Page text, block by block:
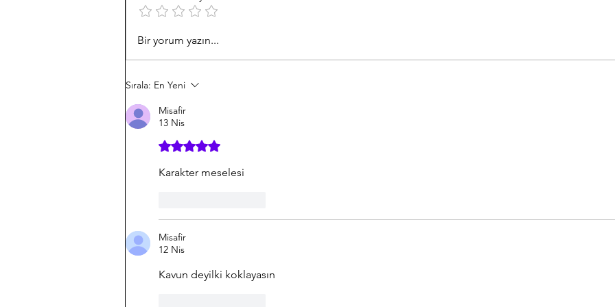
HERKES DERTLİ AMA
SUSKUN
ASKIYA ALINDI, İKTİDAR
Bir yorum yazın...
Sırala: En Yeni
Misafir
13 Nis
5 üzerinden 5 yıldız
Karakter meselesi
Misafir
12 Nis
Kavun deyilki koklayasın